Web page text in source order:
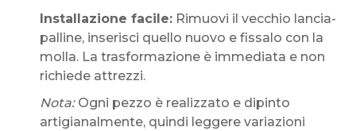
Installazione facile: Rimuovi il vecchio lancia-
palline, inserisci quello nuovo e fissalo con la
molla. La trasformazione è immediata e non
richiede attrezzi.
Nota:Ogni pezzo è realizzato e dipinto
artigianalmente, quindi leggere variazioni